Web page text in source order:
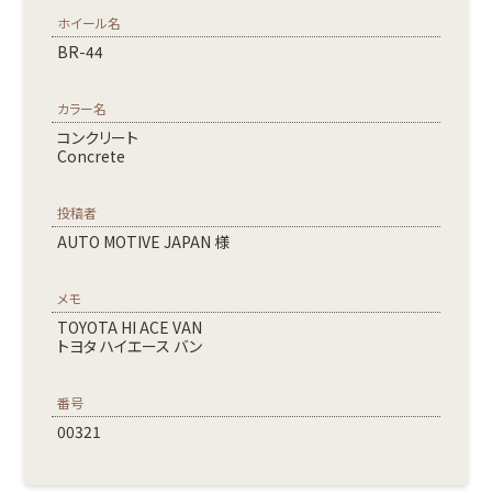
ホイール名
BR-44
カラー名
コンクリート
Concrete
投稿者
AUTO MOTIVE JAPAN 様
メモ
TOYOTA HI ACE VAN
トヨタ ハイエース バン
番号
00321